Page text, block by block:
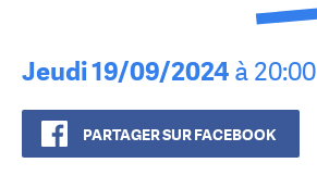
Jeudi 19/09/2024 à 20:00
PARTAGER SUR FACEBOOK